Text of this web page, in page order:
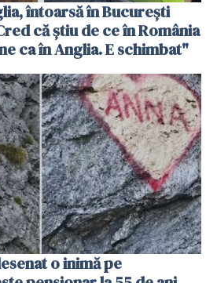
întoarsă în București
că știu de ce în România
ca în Anglia. E schimbat"
o inimă pe